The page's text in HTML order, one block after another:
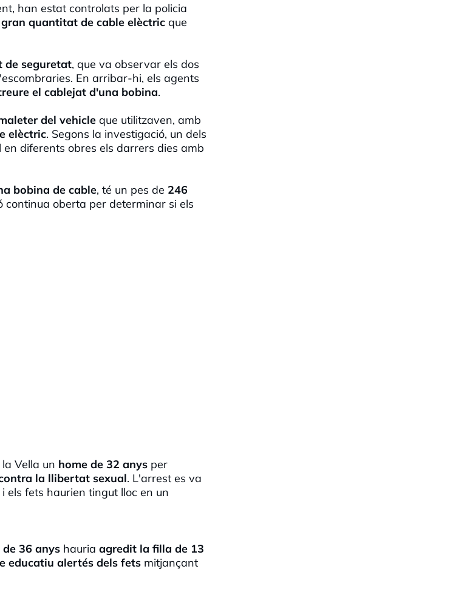
han estat controlats per la policia
gran quantitat de cable elèctric que
de seguretat, que va observar els dos
En arribar-hi, els agents
el cablejat d'una bobina.
del vehicle que utilitzaven, amb
elèctric. Segons la investigació, un dels
diferents obres els darrers dies amb
bobina de cable, té un pes de 246
continua oberta per determinar si els
Vella un home de 32 anys per
la llibertat sexual. L'arrest es va
i els fets haurien tingut lloc en un
de 36 anys hauria agredit la filla de 13
educatiu alertés dels fets mitjançant